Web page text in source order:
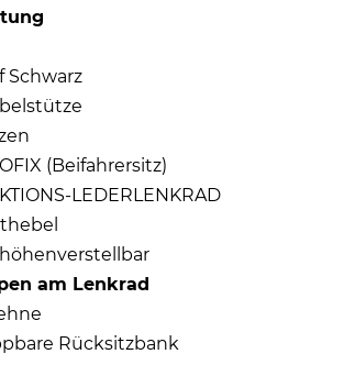
Schwarz
(Beifahrersitz)
LEDERLENKRAD
am Lenkrad
Rücksitzbank